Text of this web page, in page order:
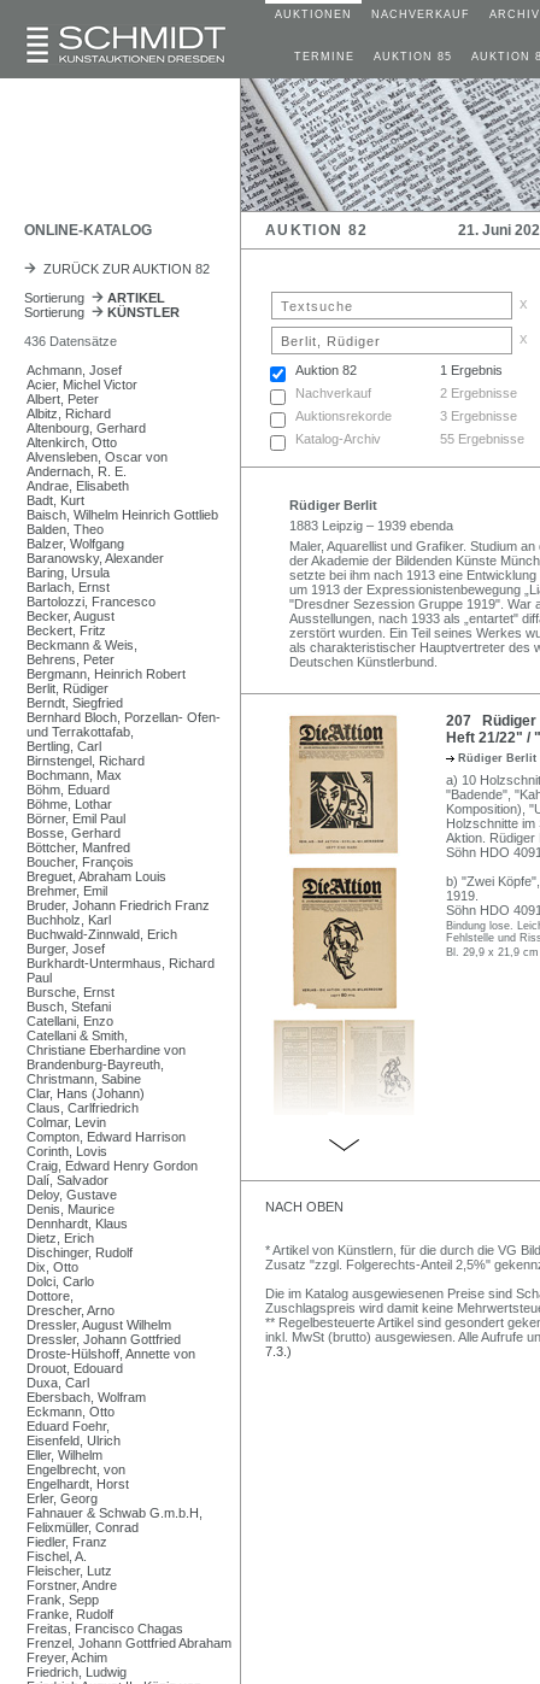
AUKTIONEN NACHVERKAUF ARCHIV
TERMINE AUKTION 85 AUKTION
ONLINE-KATALOG AUKTION 82 21. Juni
ZURÜCK ZUR AUKTION 82
Sortierung
ARTIKEL
Sortierung
KÜNSTLER
436 Datensätze
Achmann, Josef
Acier, Michel Victor
Albert, Peter
Albitz, Richard
Altenbourg, Gerhard
Altenkirch, Otto
Alvensleben, Oscar von
Andernach, R. E.
Andrae, Elisabeth
Badt, Kurt
Baisch, Wilhelm Heinrich Gottlieb
Balden, Theo
Balzer, Wolfgang
Baranowsky, Alexander
Baring, Ursula
Barlach, Ernst
Bartolozzi, Francesco
Becker, August
Beckert, Fritz
Beckmann & Weis,
Behrens, Peter
Bergmann, Heinrich Robert
Berlit, Rüdiger
Berndt, Siegfried
Bernhard Bloch, Porzellan- Ofen-
und Terrakottafab,
Bertling, Carl
Birnstengel, Richard
Bochmann, Max
Böhm, Eduard
Böhme, Lothar
Börner, Emil Paul
Bosse, Gerhard
Böttcher, Manfred
Boucher, François
Breguet, Abraham Louis
Brehmer, Emil
Bruder, Johann Friedrich Franz
Buchholz, Karl
Buchwald-Zinnwald, Erich
Burger, Josef
Burkhardt-Untermhaus, Richard
Paul
Bursche, Ernst
Busch, Stefani
Catellani, Enzo
Catellani & Smith,
Christiane Eberhardine von
Brandenburg-Bayreuth,
Christmann, Sabine
Clar, Hans (Johann)
Claus, Carlfriedrich
Colmar, Levin
Compton, Edward Harrison
Corinth, Lovis
Craig, Edward Henry Gordon
Dalí, Salvador
Deloy, Gustave
Denis, Maurice
Dennhardt, Klaus
Dietz, Erich
Dischinger, Rudolf
Dix, Otto
Dolci, Carlo
Dottore,
Drescher, Arno
Dressler, August Wilhelm
Dressler, Johann Gottfried
Droste-Hülshoff, Annette von
Drouot, Edouard
Duxa, Carl
Ebersbach, Wolfram
Eckmann, Otto
Eduard Foehr,
Eisenfeld, Ulrich
Eller, Wilhelm
Engelbrecht, von
Engelhardt, Horst
Erler, Georg
Fahnauer & Schwab G.m.b.H,
Felixmüller, Conrad
Fiedler, Franz
Fischel, A.
Fleischer, Lutz
Forstner, Andre
Frank, Sepp
Franke, Rudolf
Freitas, Francisco Chagas
Frenzel, Johann Gottfried Abraham
Freyer, Achim
Friedrich, Ludwig
x
x
Auktion 82
1 Ergebnis
Nachverkauf
2 Ergebnisse
Auktionsrekorde
3 Ergebnisse
Katalog-Archiv
55 Ergebnisse
Rüdiger Berlit
1883 Leipzig – 1939 ebenda
Maler, Aquarellist und Grafiker. Studium
der Akademie der Bildenden Künste
setzte bei ihm nach 1913 eine
um 1913 der Expressionistenbewegung
"Dresdner Sezession Gruppe 1919". War
Ausstellungen, nach 1933 als „entartet"
zerstört wurden. Ein Teil seines Werkes
als charakteristischer Hauptvertreter des
Deutschen Künstlerbund.
207 Rüdiger
Heft 21/22" /
Rüdiger Berlit
a) 10
"Badende",
Komposition),
Holzschnitte
Aktion. Rüdiger
Söhn HDO
b) "Zwei
1919.
Söhn HDO
Bindung lose.
Fehlstelle und
Bl. 29,9 x 21,9
NACH OBEN
* Artikel von Künstlern, für die durch die VG
Zusatz "zzgl. Folgerechts-Anteil 2,5%"
Die im Katalog ausgewiesenen Preise sind
Zuschlagspreis wird damit keine
** Regelbesteuerte Artikel sind gesondert
inkl. MwSt (brutto) ausgewiesen. Alle Aufrufe
7.3.)